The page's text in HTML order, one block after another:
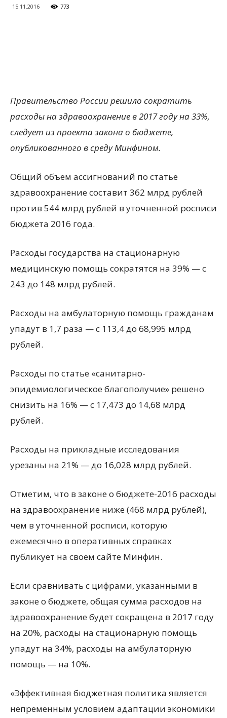
15.11.2016 773
Правительство России решило сократить
расходы на здравоохранение в 2017 году на 33%,
следует из проекта закона о бюджете,
опубликованного в среду Минфином.
Общий объем ассигнований по статье
здравоохранение составит 362 млрд рублей
против 544 млрд рублей в уточненной росписи
бюджета 2016 года.
Расходы государства на стационарную
медицинскую помощь сократятся на 39% — с
243 до 148 млрд рублей.
Расходы на амбулаторную помощь гражданам
упадут в 1,7 раза — с 113,4 до 68,995 млрд
рублей.
Расходы по статье «санитарно-
эпидемиологическое благополучие» решено
снизить на 16% — с 17,473 до 14,68 млрд
рублей.
Расходы на прикладные исследования
урезаны на 21% — до 16,028 млрд рублей.
Отметим, что в законе о бюджете-2016 расходы
на здравоохранение ниже (468 млрд рублей),
чем в уточненной росписи, которую
ежемесячно в оперативных справках
публикует на своем сайте Минфин.
Если сравнивать с цифрами, указанными в
законе о бюджете, общая сумма расходов на
здравоохранение будет сокращена в 2017 году
на 20%, расходы на стационарную помощь
упадут на 34%, расходы на амбулаторную
помощь — на 10%.
«Эффективная бюджетная политика является
непременным условием адаптации экономики